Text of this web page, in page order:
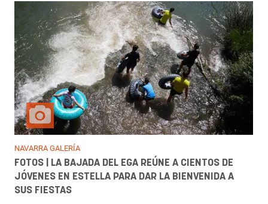
NAVARRA GALERÍA
FOTOS | LA BAJADA DEL EGA REÚNE A CIENTOS DE
JÓVENES EN ESTELLA PARA DAR LA BIENVENIDA A
SUS FIESTAS